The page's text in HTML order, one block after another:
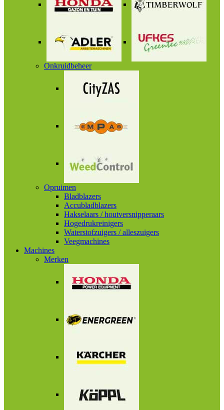
Onkruidbeheer
Opruimen
Bladblazers
Accubladblazers
Hakselaars / houtversnipperaars
Hogedrukreinigers
Waterstofzuigers / alleszuigers
Veegmachines
Machines
Merken